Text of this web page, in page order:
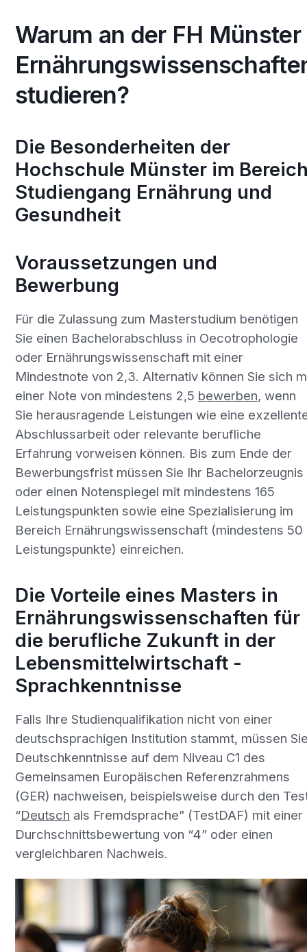
Warum an der FH Münster
studieren?
Die Besonderheiten der
Hochschule Münster im
Studiengang Ernährung und
Gesundheit
Voraussetzungen und
Bewerbung
Für die Zulassung zum Masterstudium benötigen
Sie einen Bachelorabschluss in Oecotrophologie
oder Ernährungswissenschaft mit einer
Mindestnote von 2,3. Alternativ können Sie sich
einer Note von mindestens 2,5 bewerben, wenn
Sie herausragende Leistungen wie eine
Abschlussarbeit oder relevante berufliche
Erfahrung vorweisen können. Bis zum Ende der
Bewerbungsfrist müssen Sie Ihr Bachelorzeugnis
oder einen Notenspiegel mit mindestens 165
Leistungspunkten sowie eine Spezialisierung im
Bereich Ernährungswissenschaft (mindestens 50
Leistungspunkte) einreichen.
Die Vorteile eines Masters in
Ernährungswissenschaften für
die berufliche Zukunft in der
Lebensmittelwirtschaft -
Sprachkenntnisse
Falls Ihre Studienqualifikation nicht von einer
deutschsprachigen Institution stammt, müssen
Deutschkenntnisse auf dem Niveau C1 des
Gemeinsamen Europäischen Referenzrahmens
(GER) nachweisen, beispielsweise durch den
“Deutsch als Fremdsprache” (TestDAF) mit einer
Durchschnittsbewertung von “4” oder einen
vergleichbaren Nachweis.